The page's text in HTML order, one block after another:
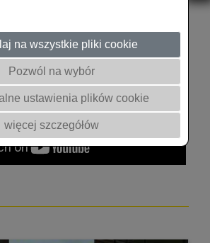
na wszystkie pliki cookie
Pozwól na wybór
ustawienia plików cookie
więcej szczegółów